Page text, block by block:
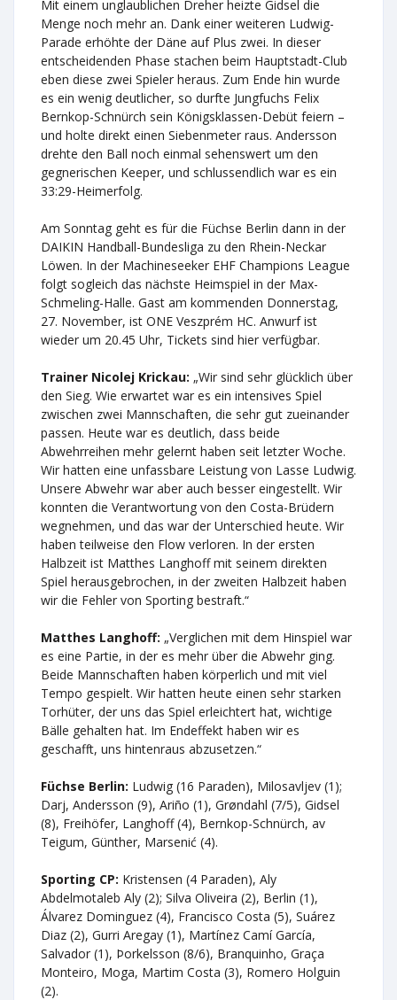
Mit einem unglaublichen Dreher heizte Gidsel die
Menge noch mehr an. Dank einer weiteren Ludwig-
Parade erhöhte der Däne auf Plus zwei. In dieser
entscheidenden Phase stachen beim Hauptstadt-Club
eben diese zwei Spieler heraus. Zum Ende hin wurde
es ein wenig deutlicher, so durfte Jungfuchs Felix
Bernkop-Schnürch sein Königsklassen-Debüt feiern –
und holte direkt einen Siebenmeter raus. Andersson
drehte den Ball noch einmal sehenswert um den
gegnerischen Keeper, und schlussendlich war es ein
33:29-Heimerfolg.
Am Sonntag geht es für die Füchse Berlin dann in der
DAIKIN Handball-Bundesliga zu den Rhein-Neckar
Löwen. In der Machineseeker EHF Champions League
folgt sogleich das nächste Heimspiel in der Max-
Schmeling-Halle. Gast am kommenden Donnerstag,
27. November, ist ONE Veszprém HC. Anwurf ist
wieder um 20.45 Uhr, Tickets sind hier verfügbar.
Trainer Nicolej Krickau: „Wir sind sehr glücklich über
den Sieg. Wie erwartet war es ein intensives Spiel
zwischen zwei Mannschaften, die sehr gut zueinander
passen. Heute war es deutlich, dass beide
Abwehrreihen mehr gelernt haben seit letzter Woche.
Wir hatten eine unfassbare Leistung von Lasse Ludwig.
Unsere Abwehr war aber auch besser eingestellt. Wir
konnten die Verantwortung von den Costa-Brüdern
wegnehmen, und das war der Unterschied heute. Wir
haben teilweise den Flow verloren. In der ersten
Halbzeit ist Matthes Langhoff mit seinem direkten
Spiel herausgebrochen, in der zweiten Halbzeit haben
wir die Fehler von Sporting bestraft.“
Matthes Langhoff: „Verglichen mit dem Hinspiel war
es eine Partie, in der es mehr über die Abwehr ging.
Beide Mannschaften haben körperlich und mit viel
Tempo gespielt. Wir hatten heute einen sehr starken
Torhüter, der uns das Spiel erleichtert hat, wichtige
Bälle gehalten hat. Im Endeffekt haben wir es
geschafft, uns hintenraus abzusetzen.“
Füchse Berlin: Ludwig (16 Paraden), Milosavljev (1);
Darj, Andersson (9), Ariño (1), Grøndahl (7/5), Gidsel
(8), Freihöfer, Langhoff (4), Bernkop-Schnürch, av
Teigum, Günther, Marsenić (4).
Sporting CP: Kristensen (4 Paraden), Aly
Abdelmotaleb Aly (2); Silva Oliveira (2), Berlin (1),
Álvarez Dominguez (4), Francisco Costa (5), Suárez
Diaz (2), Gurri Aregay (1), Martínez Camí García,
Salvador (1), Þorkelsson (8/6), Branquinho, Graça
Monteiro, Moga, Martim Costa (3), Romero Holguin
(2).